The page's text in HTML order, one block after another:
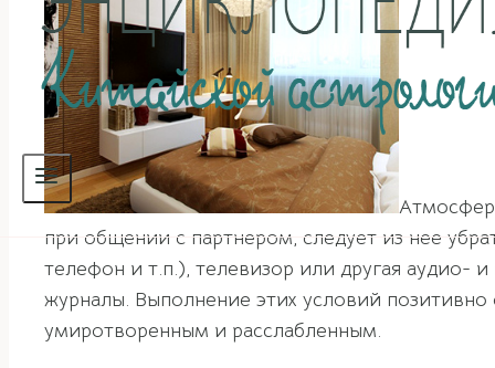
при общении с партнером, следует из нее
телефон и т.п.), телевизор или другая аудио-
журналы. Выполнение этих условий позитивно
умиротворенным и расслабленным.